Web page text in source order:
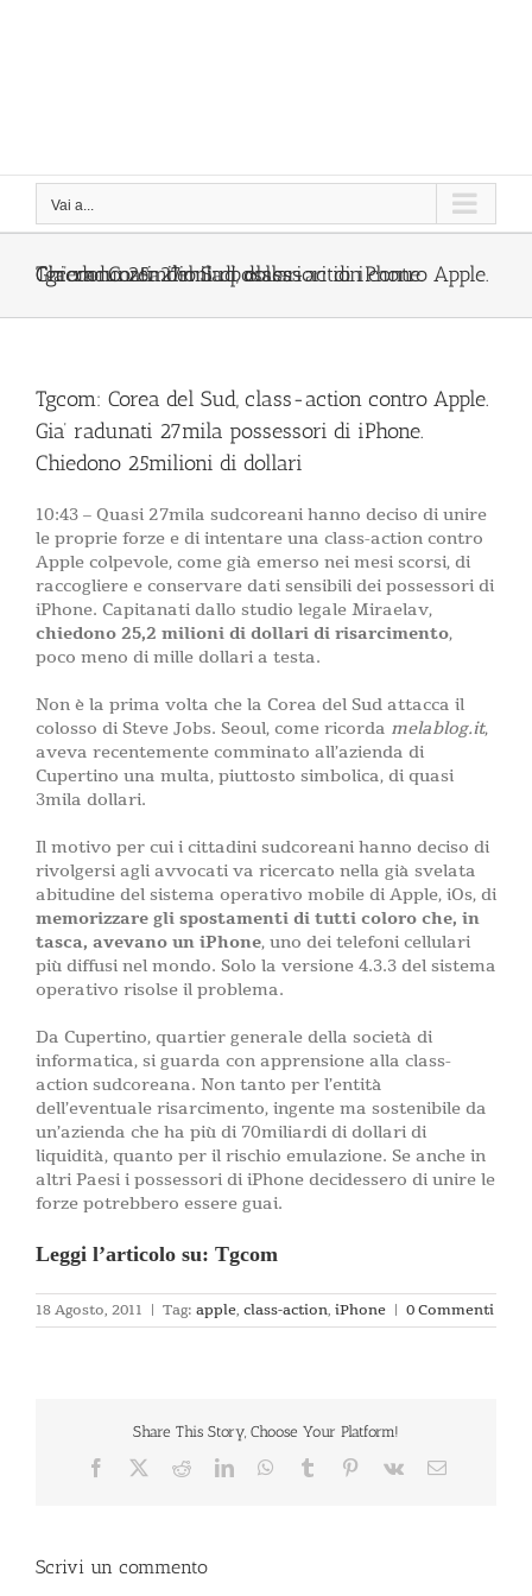
Vai a...
Tgcom: Corea del Sud, class-action contro Apple. Gia’ radunati 27mila possessori di iPhone. Chiedono 25milioni di dollari
Tgcom: Corea del Sud, class-action contro Apple.
Gia’ radunati 27mila possessori di iPhone.
Chiedono 25milioni di dollari
10:43 – Quasi 27mila sudcoreani hanno deciso di unire
le proprie forze e di intentare una class-action contro
Apple colpevole, come già emerso nei mesi scorsi, di
raccogliere e conservare dati sensibili dei possessori di
iPhone. Capitanati dallo studio legale Miraelav,
chiedono 25,2 milioni di dollari di risarcimento,
poco meno di mille dollari a testa.
Non è la prima volta che la Corea del Sud attacca il
colosso di Steve Jobs. Seoul, come ricorda melablog.it,
aveva recentemente comminato all’azienda di
Cupertino una multa, piuttosto simbolica, di quasi
3mila dollari.
Il motivo per cui i cittadini sudcoreani hanno deciso di
rivolgersi agli avvocati va ricercato nella già svelata
abitudine del sistema operativo mobile di Apple, iOs, di
memorizzare gli spostamenti di tutti coloro che, in
tasca, avevano un iPhone, uno dei telefoni cellulari
più diffusi nel mondo. Solo la versione 4.3.3 del sistema
operativo risolse il problema.
Da Cupertino, quartier generale della società di
informatica, si guarda con apprensione alla class-
action sudcoreana. Non tanto per l’entità
dell’eventuale risarcimento, ingente ma sostenibile da
un’azienda che ha più di 70miliardi di dollari di
liquidità, quanto per il rischio emulazione. Se anche in
altri Paesi i possessori di iPhone decidessero di unire le
forze potrebbero essere guai.
Leggi l’articolo su: Tgcom
18 Agosto, 2011 | Tag: apple, class-action, iPhone | 0 Commenti
Share This Story, Choose Your Platform!
Facebook RedditLinkedInWhatsApp
Tumblr Pinterest
Vk Email
Scrivi un commento